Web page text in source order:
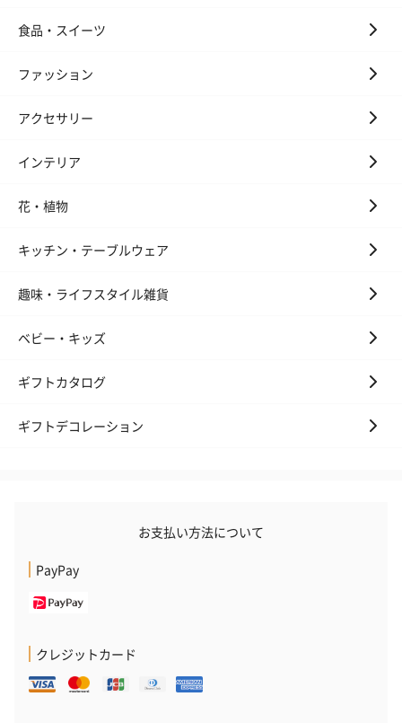
食品・スイーツ
ファッション
アクセサリー
インテリア
花・植物
キッチン・テーブルウェア
趣味・ライフスタイル雑貨
ベビー・キッズ
ギフトカタログ
ギフトデコレーション
お支払い方法について
PayPay
クレジットカード